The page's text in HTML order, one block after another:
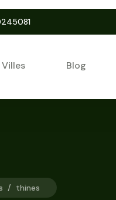
Villes Blog
/ thines